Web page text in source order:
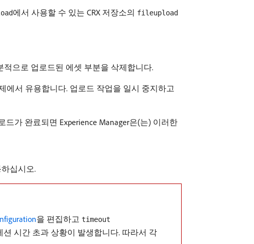
에서 사용할 수 있는 CRX 저장소의 fileupload
적으로 업로드된 에셋 부분을 삭제합니다.
에서 유용합니다. 업로드 작업을 일시 중지하고
가 완료되면 Experience Manager은(는) 이러한
십시오.
을 편집하고 timeout
시간 초과 상황이 발생합니다. 따라서 각